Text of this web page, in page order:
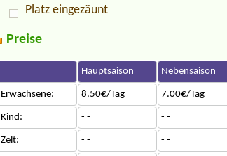
Platz eingezäunt
Preise
Hauptsaison Nebensaison
Erwachsene: 8.50€/Tag 7.00€/Tag
Kind: - - - -
Zelt: - - - -